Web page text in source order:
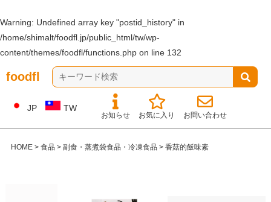
Warning: Undefined array key "postid_history" in
/home/shimalt/foodfl.jp/public_html/tw/wp-
content/themes/foodfl/functions.php on line 132
foodfl
JP TW
お知らせ お気に入り お問い合わせ
HOME> 食品 > 副食・蒸煮袋食品・冷凍食品 > 香菇的飯味素